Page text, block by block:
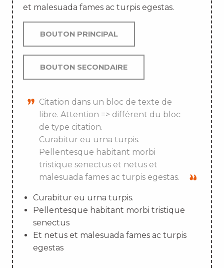
et malesuada fames ac turpis egestas.
BOUTON PRINCIPAL
BOUTON SECONDAIRE
Citation dans un bloc de texte de
libre. Attention => différent du bloc
de type citation.
Curabitur eu urna turpis.
Pellentesque habitant morbi
tristique senectus et netus et
malesuada fames ac turpis egestas.
Curabitur eu urna turpis.
Pellentesque habitant morbi tristique
senectus
Et netus et malesuada fames ac turpis
egestas